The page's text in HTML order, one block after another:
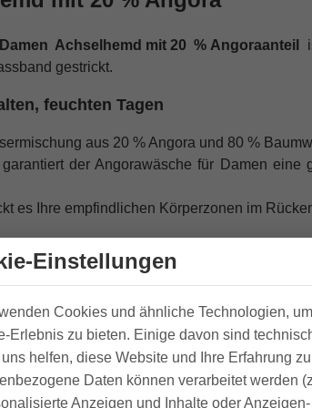
Damen Achselhemd mit 20 % Angoraanteil
gestrickt.
feuchten Tagen
aus 20 % Angora und 80 %
der Angorawäsche für Damen
es Ihre empfindlichen Körperzonen im
natürliches Luftpolster auf der Haut,
Luftpolster zwischen Ihrer Haut und der
hält und reguliert.
angenehme Wärme in der kälteren
Einstellungen
Cookies und ähnliche Technologien,
Erlebnis zu bieten. Einige davon sind
helfen, diese Website und Ihre Erfahrung
Daten können verarbeitet werden
Anzeigen und Inhalte oder